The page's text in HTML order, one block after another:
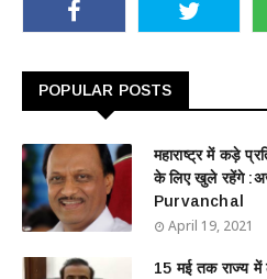
POPULAR POSTS
महाराष्ट्र में कड़े
के लिए खुले रहेंगे
Purvanchal
April 19, 2021
15 मई तक राज्य में